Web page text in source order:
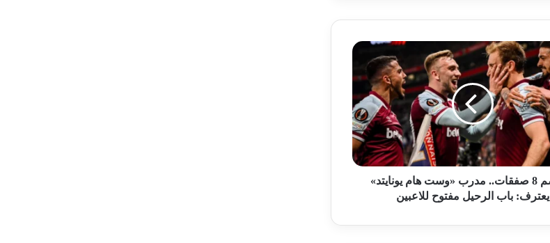
بعد ضم 8 صفقات.. مدرب «وست هام يونايتد»
يعترف: باب الرحيل مفتوح للاعبين